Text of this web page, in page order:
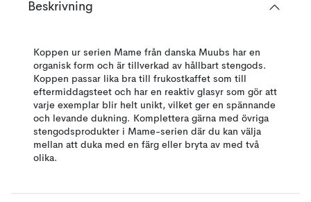
Beskrivning
Koppen ur serien Mame från danska Muubs har en
organisk form och är tillverkad av hållbart stengods.
Koppen passar lika bra till frukostkaffet som till
eftermiddagsteet och har en reaktiv glasyr som gör att
varje exemplar blir helt unikt, vilket ger en spännande
och levande dukning. Komplettera gärna med övriga
stengodsprodukter i Mame-serien där du kan välja
mellan att duka med en färg eller bryta av med två
olika.